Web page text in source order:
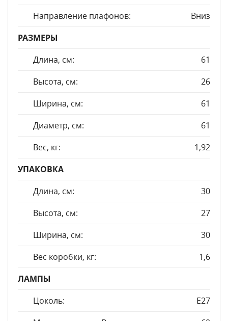
Направление плафонов:
Вниз
РАЗМЕРЫ
Длина, см:
61
Высота, см:
26
Ширина, см:
61
Диаметр, см:
61
Вес, кг:
1,92
УПАКОВКА
Длина, см:
30
Высота, см:
27
Ширина, см:
30
Вес коробки, кг:
1,6
ЛАМПЫ
Цоколь:
E27